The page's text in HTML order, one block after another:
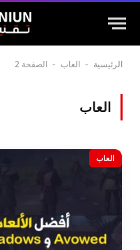
الرئيسية - العاب - الصفحة 2
العاب
العاب